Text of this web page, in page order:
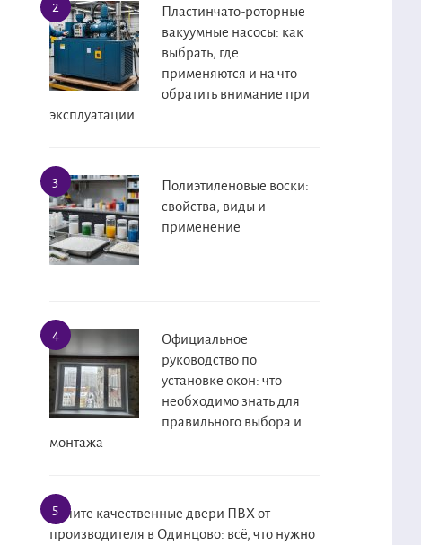
Пластинчато-роторные
вакуумные насосы: как
выбрать, где
применяются и на что
обратить внимание при
эксплуатации
Полиэтиленовые воски:
свойства, виды и
применение
Официальное
руководство по
установке окон: что
необходимо знать для
правильного выбора и
монтажа
Купите качественные двери ПВХ от
производителя в Одинцово: всё, что нужно